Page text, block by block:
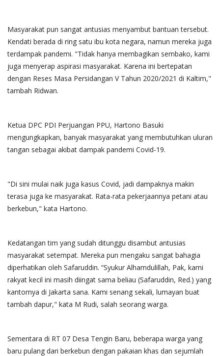
Masyarakat pun sangat antusias menyambut bantuan tersebut.
Kendati berada di ring satu ibu kota negara, namun mereka juga
terdampak pandemi. "Tidak hanya membagikan sembako, kami
juga menyerap aspirasi masyarakat. Karena ini bertepatan
dengan Reses Masa Persidangan V Tahun 2020/2021 di Kaltim,"
tambah Ridwan.
Ketua DPC PDI Perjuangan PPU, Hartono Basuki
mengungkapkan, banyak masyarakat yang membutuhkan uluran
tangan sebagai akibat dampak pandemi Covid-19.
"Di sini mulai naik juga kasus Covid, jadi dampaknya makin
terasa juga ke masyarakat. Rata-rata pekerjaannya petani atau
berkebun," kata Hartono.
Kedatangan tim yang sudah ditunggu disambut antusias
masyarakat setempat. Mereka pun mengaku sangat bahagia
diperhatikan oleh Safaruddin. “Syukur Alhamdulillah, Pak, kami
rakyat kecil ini masih diingat sama beliau (Safaruddin, Red.) yang
kantornya di Jakarta sana. Kami senang sekali, lumayan buat
tambah dapur," kata M Rudi, salah seorang warga.
Sementara di RT 07 Desa Tengin Baru, beberapa warga yang
baru pulang dari berkebun dengan pakaian khas dan sejumlah